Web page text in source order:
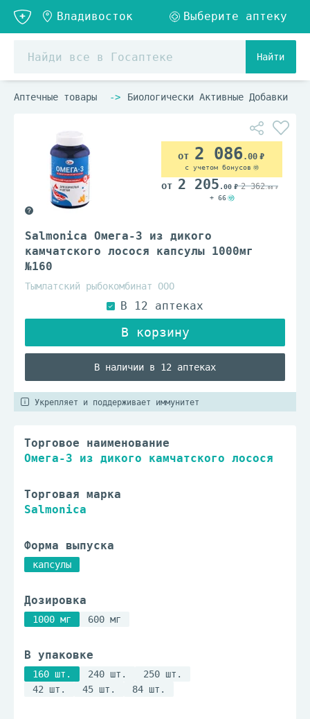
Найти
Аптечные товары Биологически Активные Добавки
Salmonica Омега-3 из дикого
камчатского лосося капсулы 1000мг
№160
Тымлатский рыбокомбинат ООО
В наличии в 12 аптеках
2 086.00
с учетом бонусов
2 205 .00 2 362.00
+ 66
Укрепляет и поддерживает иммунитет
Торговое наименование
Омега-3 из дикого камчатского лосося
Торговая марка
Salmonica
Форма выпуска
капсулы
Дозировка
1000 мг 600 мг
В упаковке
160 шт. 240 шт.
250 шт.
42 шт.
45 шт. 84 шт.